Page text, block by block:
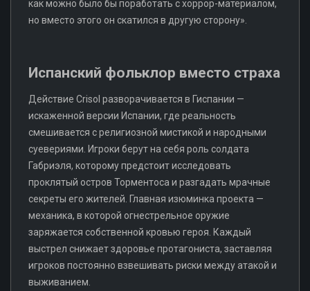
как можно было бы поработать с хоррор-материалом,
но вместо этого он скатился в другую сторону».
Испанский фольклор вместо страха
Действие Crisol разворачивается в Гиспании —
искаженной версии Испании, где реальность
смешивается с религиозной мистикой и народными
суевериями. Игроки берут на себя роль солдата
Габриэля, которому предстоит исследовать
проклятый остров Торментоса и разгадать мрачные
секреты его жителей. Главная изюминка проекта —
механика, в которой огнестрельное оружие
заряжается собственной кровью героя. Каждый
выстрел снижает здоровье протагониста, заставляя
игроков постоянно взвешивать риски между атакой и
выживанием.